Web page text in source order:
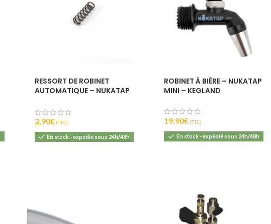
RESSORT DE ROBINET
AUTOMATIQUE – NUKATAP
2,90€(T.T.C).
En stock - expédié sous 24h/48h
ROBINET À BIÈRE – NUKATAP
MINI – KEGLAND
19,90€ (T.T.C).
En stock - expédié sous 24h/48h